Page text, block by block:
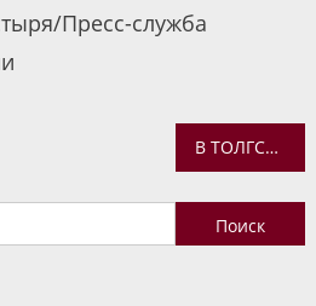
Пресс-служба
В ТОЛГСКОЙ ОБИТЕЛИ ОТПРАЗДНОВАЛИ ПРЕСТОЛЬНЫЙ ДЕНЬ
Найти: